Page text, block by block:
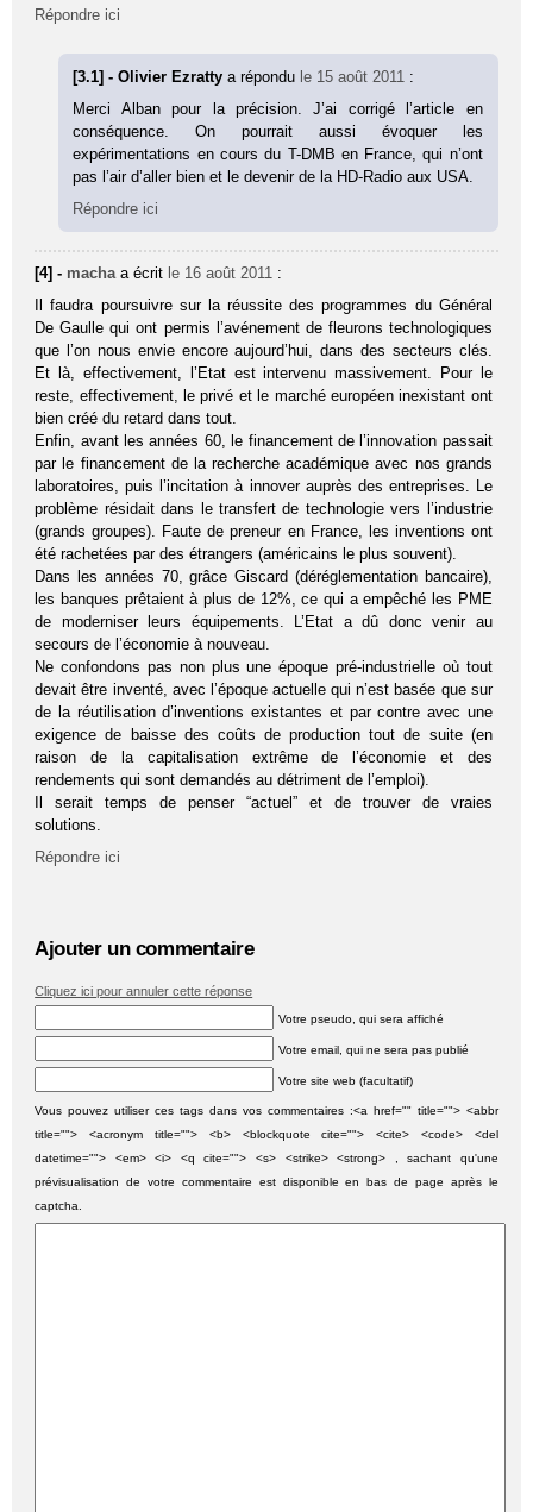
Répondre ici
[3.1] - Olivier Ezrattya répondu le 15 août 2011 :
Merci Alban pour la précision. J’ai corrigé l’article en
conséquence. On pourrait aussi évoquer les
expérimentations en cours du T-DMB en France, qui n’ont
pas l’air d’aller bien et le devenir de la HD-Radio aux USA.
Répondre ici
[4] - macha a écrit le 16 août 2011 :
Il faudra poursuivre sur la réussite des programmes du Général
De Gaulle qui ont permis l’avénement de fleurons technologiques
que l’on nous envie encore aujourd’hui, dans des secteurs clés.
Et là, effectivement, l’Etat est intervenu massivement. Pour le
reste, effectivement, le privé et le marché européen inexistant ont
bien créé du retard dans tout.
Enfin, avant les années 60, le financement de l’innovation passait
par le financement de la recherche académique avec nos grands
laboratoires, puis l’incitation à innover auprès des entreprises. Le
problème résidait dans le transfert de technologie vers l’industrie
(grands groupes). Faute de preneur en France, les inventions ont
été rachetées par des étrangers (américains le plus souvent).
Dans les années 70, grâce Giscard (déréglementation bancaire),
les banques prêtaient à plus de 12%, ce qui a empêché les PME
de moderniser leurs équipements. L’Etat a dû donc venir au
secours de l’économie à nouveau.
Ne confondons pas non plus une époque pré-industrielle où tout
devait être inventé, avec l’époque actuelle qui n’est basée que sur
de la réutilisation d’inventions existantes et par contre avec une
exigence de baisse des coûts de production tout de suite (en
raison de la capitalisation extrême de l’économie et des
rendements qui sont demandés au détriment de l’emploi).
Il serait temps de penser “actuel” et de trouver de vraies
solutions.
Répondre ici
Ajouter un commentaire
Cliquez ici pour annuler cette réponse
Votre pseudo, qui sera affiché
Votre email, qui ne sera pas publié
Votre site web (facultatif)
Vous pouvez utiliser ces tags dans vos commentaires :<a href="" title=""> <abbr
title=""> <acronym title=""> <b> <blockquote cite=""> <cite> <code> <del
datetime=""> <em> <i> <q cite=""> <s> <strike> <strong> , sachant qu'une
prévisualisation de votre commentaire est disponible en bas de page après le
captcha.